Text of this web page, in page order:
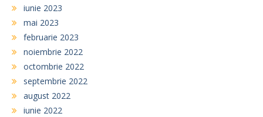
iunie 2023
mai 2023
februarie 2023
noiembrie 2022
octombrie 2022
septembrie 2022
august 2022
iunie 2022